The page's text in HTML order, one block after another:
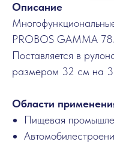
Описание
PROBOS GAMMA
Поставляется в
размером 32 см на
Области
Пищевая